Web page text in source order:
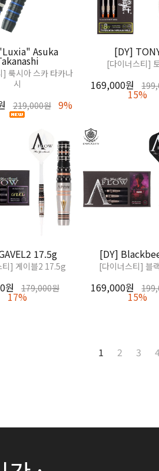
Asuka
] 룩시아 스카 타카나
시
219,000원 9%
[DY]
[다이너스티]
169,000원
15%
17.5g
티] 게이블2 17.5g
원 179,000원
17%
[DY]
[다이너스티] 블
169,000원
15%
1 2 3